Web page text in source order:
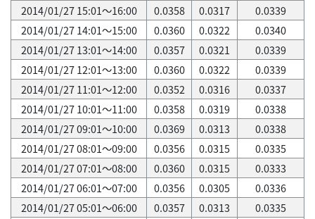
2014/01/27 15:01～16:00
0.0358 0.0317
0.0339
2014/01/27 14:01～15:00
0.0360 0.0322
0.0340
2014/01/27 13:01～14:00
0.0357 0.0321
0.0339
2014/01/27 12:01～13:00
0.0360 0.0322
0.0339
2014/01/27 11:01～12:00
0.0352 0.0316
0.0337
2014/01/27 10:01～11:00
0.0358 0.0319
0.0338
2014/01/27 09:01～10:00
0.0369 0.0313
0.0338
2014/01/27 08:01～09:00
0.0356 0.0315
0.0335
2014/01/27 07:01～08:00
0.0360 0.0315
0.0333
2014/01/27 06:01～07:00
0.0356 0.0305
0.0336
2014/01/27 05:01～06:00
0.0357 0.0313
0.0335